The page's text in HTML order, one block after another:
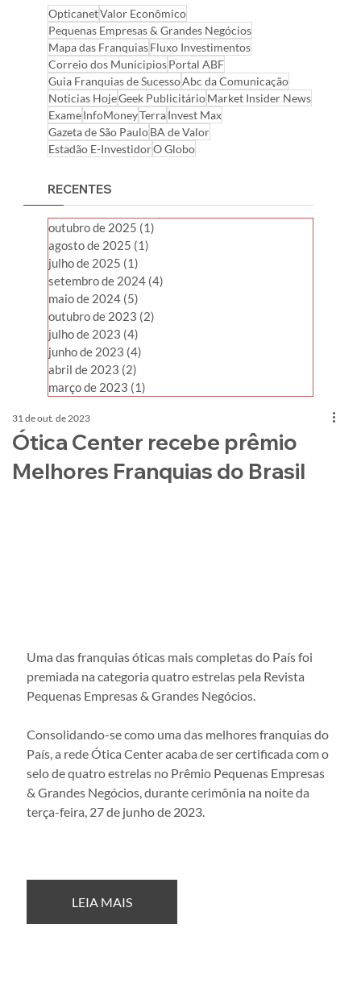
OpticanetValor Econômico
Pequenas Empresas & Grandes Negócios
Mapa das FranquiasFluxo Investimentos
Correio dos MunicipiosPortal ABF
Guia Franquias de SucessoAbc da Comunicação
Noticias HojeGeek PublicitárioMarket Insider News
ExameInfoMoneyTerraInvest Max
Gazeta de São PauloBA de Valor
Estadão E-InvestidorO Globo
RECENTES
outubro de 2025 (1)
agosto de 2025 (1)
julho de 2025 (1)
setembro de 2024 (4)
maio de 2024 (5)
outubro de 2023 (2)
julho de 2023 (4)
junho de 2023 (4)
abril de 2023 (2)
março de 2023 (1)
Ótica Center recebe prêmio
Melhores Franquias do Brasil
31 de out. de 2023
Uma das franquias óticas mais completas do País foi
premiada na categoria quatro estrelas pela Revista
Pequenas Empresas & Grandes Negócios.
Consolidando-se como uma das melhores franquias do
País, a rede Ótica Center acaba de ser certificada com o
selo de quatro estrelas no Prêmio Pequenas Empresas
& Grandes Negócios, durante cerimônia na noite da
terça-feira, 27 de junho de 2023.
LEIA MAIS